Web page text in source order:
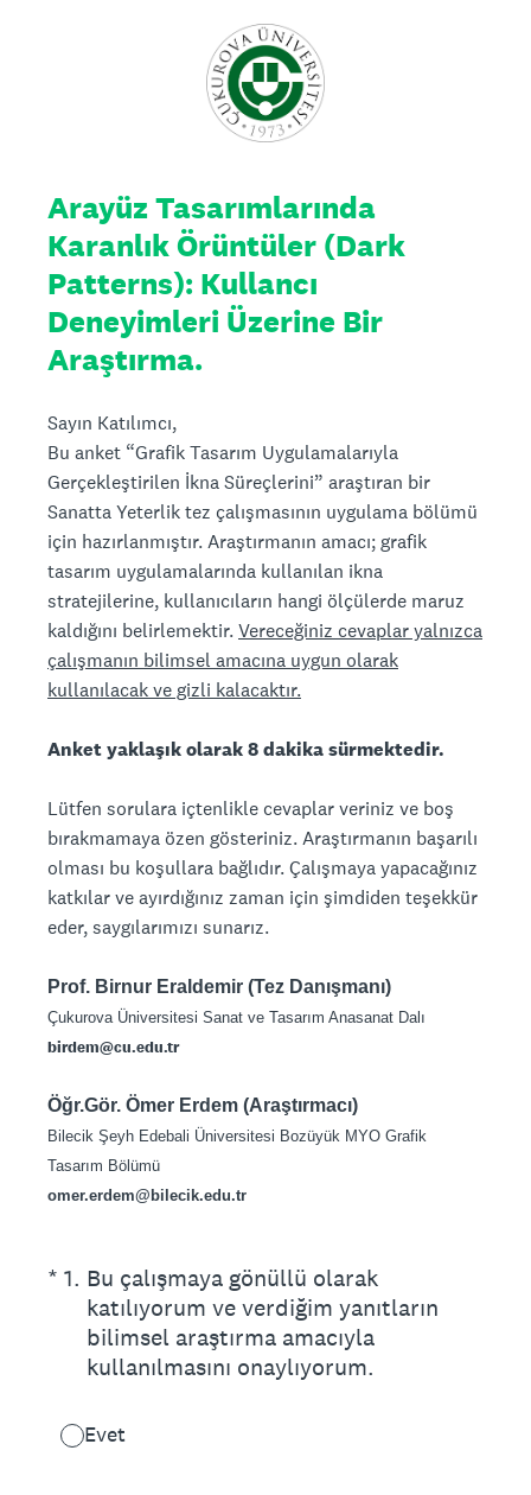
Arayüz Tasarımlarında
Karanlık Örüntüler (Dark
Patterns): Kullancı
Deneyimleri Üzerine Bir
Araştırma.
Sayın Katılımcı,
Bu anket “Grafik Tasarım Uygulamalarıyla
Gerçekleştirilen İkna Süreçlerini” araştıran bir
Sanatta Yeterlik tez çalışmasının uygulama bölümü
için hazırlanmıştır. Araştırmanın amacı; grafik
tasarım uygulamalarında kullanılan ikna
stratejilerine, kullanıcıların hangi ölçülerde maruz
kaldığını belirlemektir.Vereceğiniz cevaplar yalnızca
çalışmanın bilimsel amacına uygun olarak
kullanılacak ve gizli kalacaktır.
Anket yaklaşık olarak 8 dakika sürmektedir.
Lütfen sorulara içtenlikle cevaplar veriniz ve boş
bırakmamaya özen gösteriniz. Araştırmanın başarılı
olması bu koşullara bağlıdır. Çalışmaya yapacağınız
katkılar ve ayırdığınız zaman için şimdiden teşekkür
eder, saygılarımızı sunarız.
Prof. Birnur Eraldemir (Tez Danışmanı)
Çukurova Üniversitesi Sanat ve Tasarım Anasanat Dalı
birdem@cu.edu.tr
Öğr.Gör. Ömer Erdem (Araştırmacı)
Bilecik Şeyh Edebali Üniversitesi Bozüyük MYO Grafik
Tasarım Bölümü
omer.erdem@bilecik.edu.tr
* 1. Bu çalışmaya gönüllü olarak
katılıyorum ve verdiğim yanıtların
bilimsel araştırma amacıyla
kullanılmasını onaylıyorum.
(Zorunlu.)
Evet